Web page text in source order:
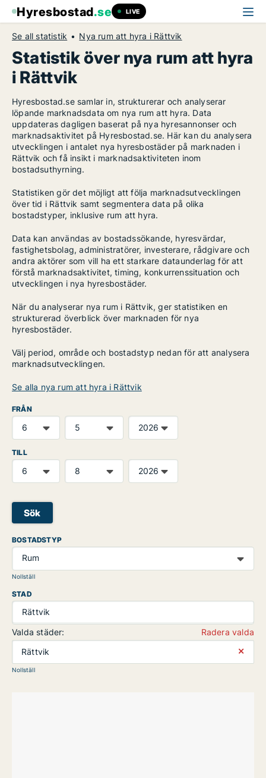
Hyresbostad.se LIVE
Se all statistik Nya rum att hyra i Rättvik
Statistik över nya rum att hyra
i Rättvik
Hyresbostad.se samlar in, strukturerar och analyserar
löpande marknadsdata om nya rum att hyra. Data
uppdateras dagligen baserat på nya hyresannonser och
marknadsaktivitet på Hyresbostad.se. Här kan du analysera
utvecklingen i antalet nya hyresbostäder på marknaden i
Rättvik och få insikt i marknadsaktiviteten inom
bostadsuthyrning.
Statistiken gör det möjligt att följa marknadsutvecklingen
över tid i Rättvik samt segmentera data på olika
bostadstyper, inklusive rum att hyra.
Data kan användas av bostadssökande, hyresvärdar,
fastighetsbolag, administratörer, investerare, rådgivare och
andra aktörer som vill ha ett starkare dataunderlag för att
förstå marknadsaktivitet, timing, konkurrenssituation och
utvecklingen i nya hyresbostäder.
När du analyserar nya rum i Rättvik, ger statistiken en
strukturerad överblick över marknaden för nya
hyresbostäder.
Välj period, område och bostadstyp nedan för att analysera
marknadsutvecklingen.
Se alla nya rum att hyra i Rättvik
FRÅN
TILL
Sök
BOSTADSTYP
Rum
Nollställ
STAD
Rättvik
Valda städer:
Radera valda
Rättvik
⨯
Nollställ